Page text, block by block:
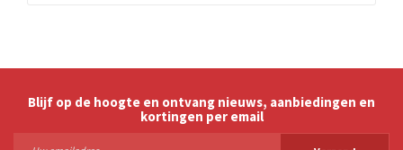
Blijf op de hoogte en ontvang nieuws, aanbiedingen en
kortingen per email